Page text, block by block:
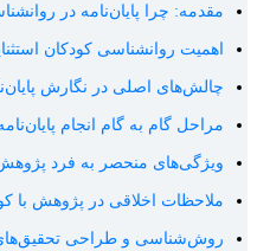
چرا پایان‌نامه در روانشناسی
روانشناسی کودکان استثنایی
اصلی در نگارش پایان‌نامه
گام به گام انجام پایان‌نامه
منحصر به فرد پژوهش در
اخلاقی در پژوهش با کودکان
و طراحی تحقیق‌های